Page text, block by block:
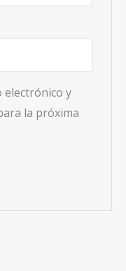
electrónico y
la próxima